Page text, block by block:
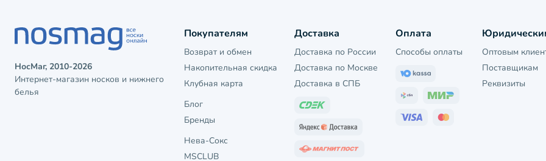
НосМаг, 2010-2026
Интернет-магазин носков и нижнего
белья
Покупателям
Возврат и обмен
Накопительная скидка
Клубная карта
Блог
Бренды
Нева-Сокс
MSCLUB
Доставка
Доставка по России
Доставка по Москве
Доставка в СПБ
Оплата
Способы оплаты
Оптовым
Поставщикам
Реквизиты